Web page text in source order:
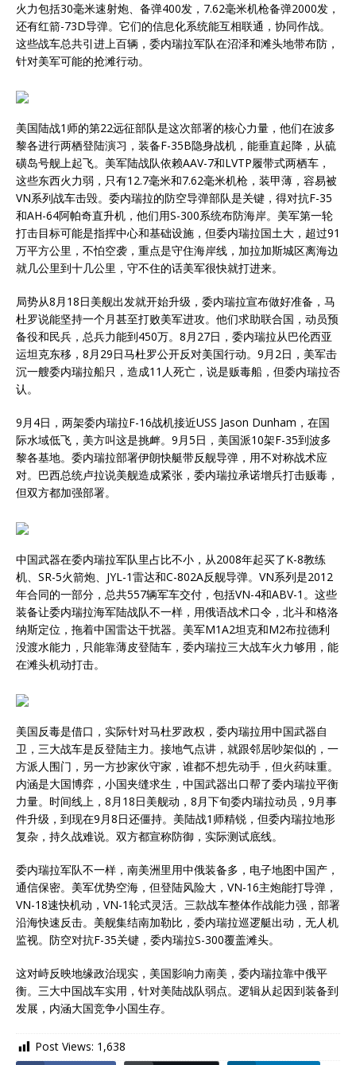
火力包括30毫米速射炮、备弹400发，7.62毫米机枪备弹2000发，
还有红箭-73D导弹。它们的信息化系统能互相联通，协同作战。
这些战车总共引进上百辆，委内瑞拉军队在沼泽和滩头地带布防，
针对美军可能的抢滩行动。
美国陆战1师的第22远征部队是这次部署的核心力量，他们在波多
黎各进行两栖登陆演习，装备F-35B隐身战机，能垂直起降，从硫
磺岛号舰上起飞。美军陆战队依赖AAV-7和LVTP履带式两栖车，
这些东西火力弱，只有12.7毫米和7.62毫米机枪，装甲薄，容易被
VN系列战车击毁。委内瑞拉的防空导弹部队是关键，得对抗F-35
和AH-64阿帕奇直升机，他们用S-300系统布防海岸。美军第一轮
打击目标可能是指挥中心和基础设施，但委内瑞拉国土大，超过91
万平方公里，不怕空袭，重点是守住海岸线，加拉加斯城区离海边
就几公里到十几公里，守不住的话美军很快就打进来。
局势从8月18日美舰出发就开始升级，委内瑞拉宣布做好准备，马
杜罗说能坚持一个月甚至打败美军进攻。他们求助联合国，动员预
备役和民兵，总兵力能到450万。8月27日，委内瑞拉从巴伦西亚
运坦克东移，8月29日马杜罗公开反对美国行动。9月2日，美军击
沉一艘委内瑞拉船只，造成11人死亡，说是贩毒船，但委内瑞拉否
认。
9月4日，两架委内瑞拉F-16战机接近USS Jason Dunham，在国
际水域低飞，美方叫这是挑衅。9月5日，美国派10架F-35到波多
黎各基地。委内瑞拉部署伊朗快艇带反舰导弹，用不对称战术应
对。巴西总统卢拉说美舰造成紧张，委内瑞拉承诺增兵打击贩毒，
但双方都加强部署。
中国武器在委内瑞拉军队里占比不小，从2008年起买了K-8教练
机、SR-5火箭炮、JYL-1雷达和C-802A反舰导弹。VN系列是2012
年合同的一部分，总共557辆军车交付，包括VN-4和ABV-1。这些
装备让委内瑞拉海军陆战队不一样，用俄语战术口令，北斗和格洛
纳斯定位，拖着中国雷达干扰器。美军M1A2坦克和M2布拉德利
没渡水能力，只能靠薄皮登陆车，委内瑞拉三大战车火力够用，能
在滩头机动打击。
美国反毒是借口，实际针对马杜罗政权，委内瑞拉用中国武器自
卫，三大战车是反登陆主力。接地气点讲，就跟邻居吵架似的，一
方派人围门，另一方抄家伙守家，谁都不想先动手，但火药味重。
内涵是大国博弈，小国夹缝求生，中国武器出口帮了委内瑞拉平衡
力量。时间线上，8月18日美舰动，8月下旬委内瑞拉动员，9月事
件升级，到现在9月8日还僵持。美陆战1师精锐，但委内瑞拉地形
复杂，持久战难说。双方都宣称防御，实际测试底线。
委内瑞拉军队不一样，南美洲里用中俄装备多，电子地图中国产，
通信保密。美军优势空海，但登陆风险大，VN-16主炮能打导弹，
VN-18速快机动，VN-1轮式灵活。三款战车整体作战能力强，部署
沿海快速反击。美舰集结南加勒比，委内瑞拉巡逻艇出动，无人机
监视。防空对抗F-35关键，委内瑞拉S-300覆盖滩头。
这对峙反映地缘政治现实，美国影响力南美，委内瑞拉靠中俄平
衡。三大中国战车实用，针对美陆战队弱点。逻辑从起因到装备到
发展，内涵大国竞争小国生存。
Post Views: 1,638